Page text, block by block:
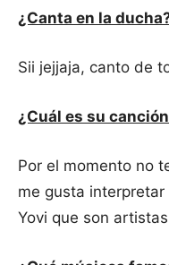
¿Canta en la
Sii jejjaja, canto de
¿Cuál es su
Por el momento no
me gusta
Yovi que son